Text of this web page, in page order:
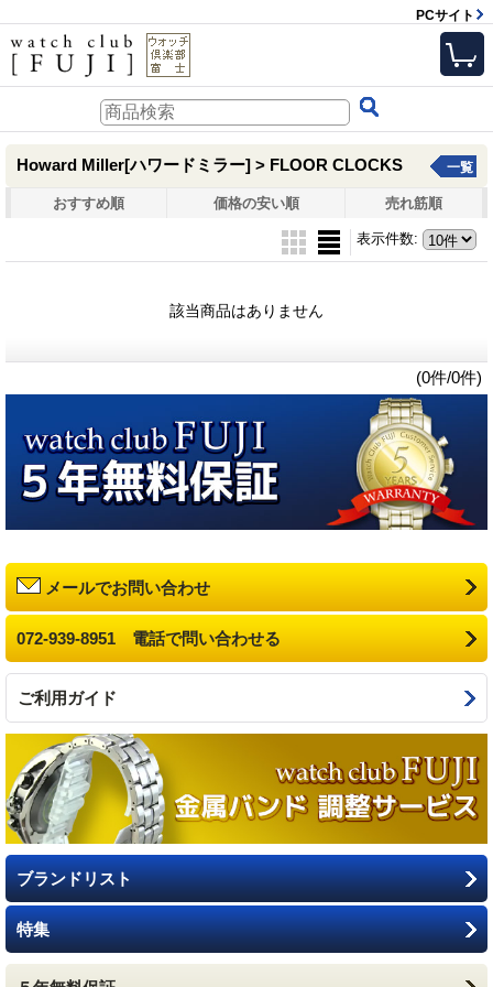
PCサイト
Howard Miller[ハワードミラー] > FLOOR CLOCKS 一覧
おすすめ順 価格の安い順 売れ筋順
表示件数:
該当商品はありません
(0件/0件)
メールでお問い合わせ
072-939-8951 電話で問い合わせる
ご利用ガイド
ブランドリスト
特集